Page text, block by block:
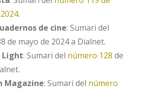
.
de cine: Sumari del
de mayo de 2024 a Dialnet.
Light: Sumari del número 128 de
Magazine: Sumari del número